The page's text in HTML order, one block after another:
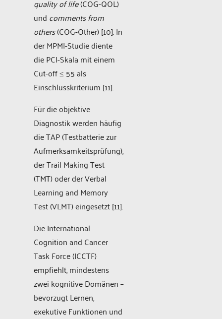
quality of life(COG-QOL)
und comments from
others(COG-Other) [10]. In
der MPMI-Studie diente
die PCI-Skala mit einem
Cut-off ≤ 55 als
Einschlusskriterium [11].
Für die objektive
Diagnostik werden häufig
die TAP (Testbatterie zur
Aufmerksamkeitsprüfung),
der Trail Making Test
(TMT) oder der Verbal
Learning and Memory
Test (VLMT) eingesetzt [11].
Die International
Cognition and Cancer
Task Force (ICCTF)
empfiehlt, mindestens
zwei kognitive Domänen –
bevorzugt Lernen,
exekutive Funktionen und